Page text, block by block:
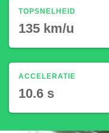
TOPSNELHEID
135 km/u
ACCELERATIE
10.6 s